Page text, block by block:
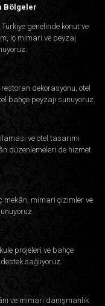
Bölgeler
genelinde konut ve
iç mimari ve peyzaj
dekorasyonu, otel
bahçe peyzajı sunuyoruz.
ve otel tasarımı
düzenlemeleri de hizmet
mekân, mimari çizimler ve
projeleri ve bahçe
sağlıyoruz.
ve mimari danışmanlık